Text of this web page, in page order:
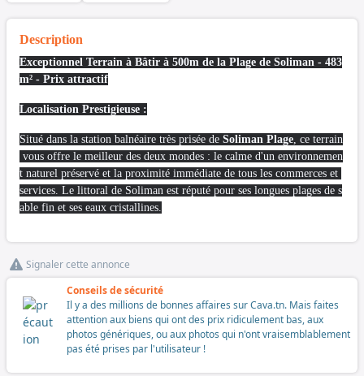
Description
Exceptionnel Terrain à Bâtir à 500m de la Plage de Soliman - 483
m² - Prix attractif
Localisation Prestigieuse :
Situé dans la station balnéaire très prisée de Soliman Plage , ce terrain
vous offre le meilleur des deux mondes : le calme d'un environnemen
t naturel préservé et la proximité immédiate de tous les commerces et
services. Le littoral de Soliman est réputé pour ses longues plages de s
able fin et ses eaux cristallines.
Signaler cette annonce
Conseils de sécurité
Il y a des millions de bonnes affaires sur Cava.tn. Mais faites
attention aux biens qui ont des prix ridiculement bas, aux
photos génériques, ou aux photos qui n'ont vraisemblablement
pas été prises par l'utilisateur !